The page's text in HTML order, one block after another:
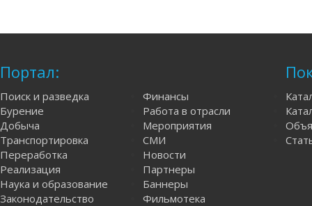
Портал:
Поиск и разведка
Бурение
Добыча
Транспортировка
Переработка
Реализация
Наука и образование
Законодательство
Финансы
Работа в отрасли
Мероприятия
СМИ
Новости
Партнеры
Баннеры
Фильмотека